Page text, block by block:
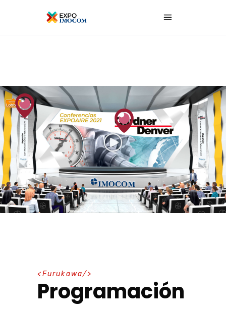
Furukawa
Programación